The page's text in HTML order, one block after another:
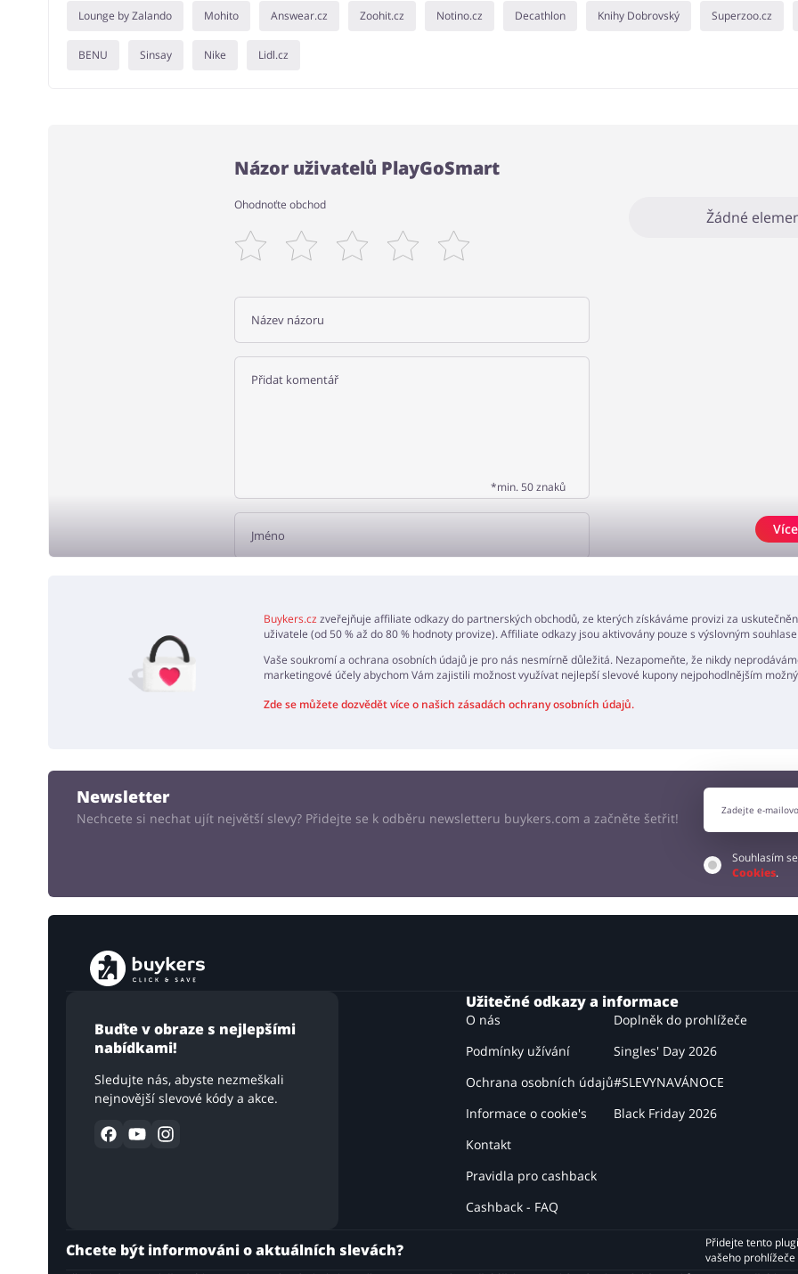
Lounge by Zalando Mohito Answear.cz Zoohit.cz Notino.cz Decathlon Knihy Dobrovský Superzoo.cz
BENU Sinsay Nike Lidl.cz
Názor uživatelů PlayGoSmart
Ohodnoťte obchod
*min. 50 znaků
Žádné
Více
Buykers.cz zveřejňuje affiliate odkazy do partnerských obchodů, ze kterých získáváme provizi za
uživatele (od 50 % až do 80 % hodnoty provize). Affiliate odkazy jsou aktivovány pouze s výslovným
Vaše soukromí a ochrana osobních údajů je pro nás nesmírně důležitá. Nezapomeňte, že nikdy
marketingové účely abychom Vám zajistili možnost využívat nejlepší slevové kupony nejpohodlnějším
Zde se můžete dozvědět více o našich zásadách ochrany osobních údajů.
Newsletter
Nechcete si nechat ujít největší slevy? Přidejte se k odběru newsletteru buykers.com a začněte šetřit!
Souhlasím
Cookies.
Buďte v obraze s nejlepšími
nabídkami!
Sledujte nás, abyste nezmeškali
nejnovější slevové kódy a akce.
Užitečné odkazy a informace
O nás
Podmínky užívání
Ochrana osobních údajů
Informace o cookie's
Kontakt
Pravidla pro cashback
Cashback - FAQ
Doplněk do prohlížeče
Singles' Day 2026
#SLEVYNAVÁNOCE
Black Friday 2026
Chcete být informováni o aktuálních slevách?
Přidejte tento
vašeho prohlížeče